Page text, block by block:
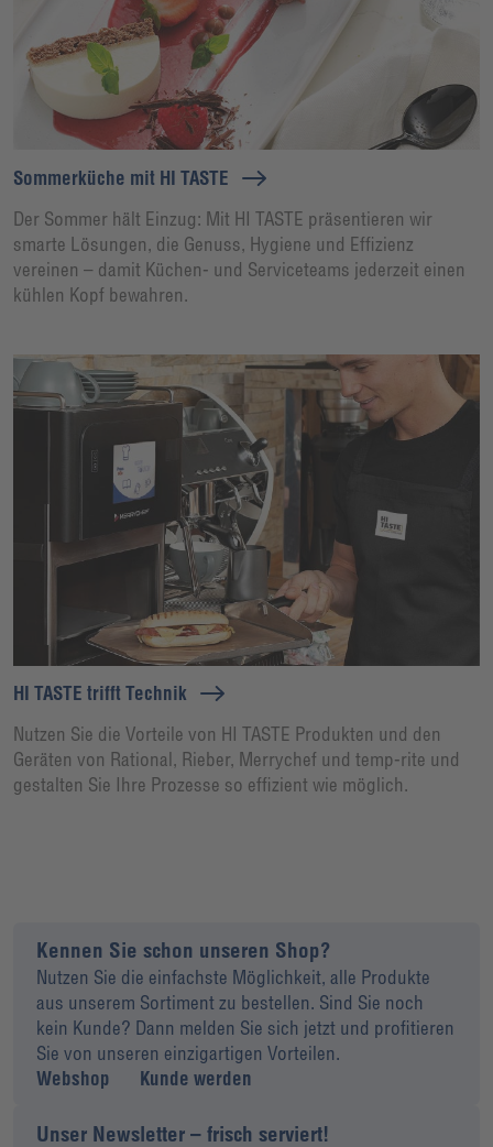
Sommerküche mit HI TASTE
Der Sommer hält Einzug: Mit HI TASTE präsentieren wir
smarte Lösungen, die Genuss, Hygiene und Effizienz
vereinen – damit Küchen- und Serviceteams jederzeit einen
kühlen Kopf bewahren.
HI TASTE trifft Technik
Nutzen Sie die Vorteile von HI TASTE Produkten und den
Geräten von Rational, Rieber, Merrychef und temp-rite und
gestalten Sie Ihre Prozesse so effizient wie möglich.
Kennen Sie schon unseren Shop?
Nutzen Sie die einfachste Möglichkeit, alle Produkte
aus unserem Sortiment zu bestellen. Sind Sie noch
kein Kunde? Dann melden Sie sich jetzt und profitieren
Sie von unseren einzigartigen Vorteilen.
Webshop
Kunde werden
Unser Newsletter – frisch serviert!